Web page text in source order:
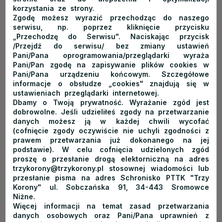
Sprawdź też:Brama w Gorce — nowa atrakcja blisko Pienin
Pieniński Park Narodowy -
gdzie jeszcze znajdziemy
piękne punkty widokowe?
W samymPienińskim Parku Narodowym
nie ma co prawda
ścieżki ponad koronami drzew.Pieniny słyną jednak
z atrakcyjnych punktów widokowych, z których także można
podziwiać inne pasma górskie, doliny oraz przełomy rzek
z dużej wysokości. Mowa tutaj np. o tarasach widokowych,
które znajdują się na Sokolicy czy też Trzech Koronach czy
też wspaniałej, widokowej Przełęczy Szopka.
Do każdego z tych miejsc dostaniemy się ze schroniska PTTK
Trzy Korony:
Przełęcz Szopka wznosi się na wysokość 779 metrów
korzystania ze strony.
Zgodę możesz wyrazić przechodząc do naszego
serwisu, np. poprzez kliknięcie przycisku
„Przechodzę do Serwisu". Naciskając przycisk
/Przejdź do serwisu/ bez zmiany ustawień
Pani/Pana oprogramowania/przeglądarki wyraża
Pani/Pan zgodę na zapisywanie plików cookies w
Pani/Pana urządzeniu końcowym. Szczegółowe
informacje o obsłudze „cookies" znajdują się w
ustawieniach przeglądarki internetowej.
Dbamy o Twoją prywatność. Wyrażanie zgód jest
dobrowolne. Jeśli udzieliłeś zgody na przetwarzanie
danych możesz ją w każdej chwili wycofać
(cofnięcie zgody oczywiście nie uchyli zgodności z
prawem przetwarzania już dokonanego na jej
podstawie). W celu cofnięcia udzielonych zgód
proszę o przesłanie drogą elektorniczną na adres
trzykorony@trzykorony.pl stosownej wiadomości lub
przesłanie pisma na adres Schronisko PTTK "Trzy
Korony" ul. Sobczańska 91, 34-443 Sromowce
Niżne.
Więcej informacji na temat zasad przetwarzania
danych osobowych oraz Pani/Pana uprawnień z